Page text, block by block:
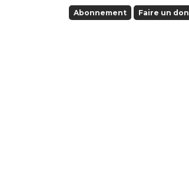
Abonnement Faire un don